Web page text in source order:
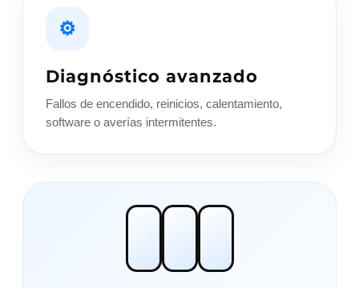
⚙
Diagnóstico avanzado
Fallos de encendido, reinicios, calentamiento,
software o averías intermitentes.